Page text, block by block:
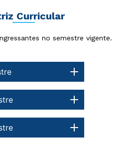
Curricular
no semestre vigente.
a Política de Privacidade.
sejam utilizados para o
da Cruzeiro do Sul.